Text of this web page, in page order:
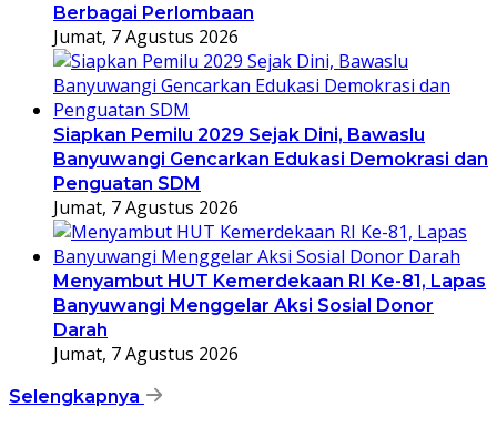
Berbagai Perlombaan
Jumat, 7 Agustus 2026
Siapkan Pemilu 2029 Sejak Dini, Bawaslu
Banyuwangi Gencarkan Edukasi Demokrasi dan
Penguatan SDM
Jumat, 7 Agustus 2026
Menyambut HUT Kemerdekaan RI Ke-81, Lapas
Banyuwangi Menggelar Aksi Sosial Donor
Darah
Jumat, 7 Agustus 2026
Selengkapnya